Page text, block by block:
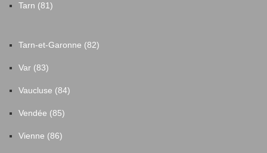
Tarn (81)
Tarn-et-Garonne (82)
Var (83)
Vaucluse (84)
Vendée (85)
Vienne (86)